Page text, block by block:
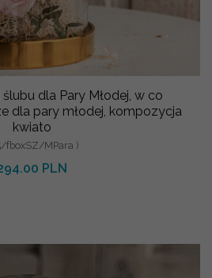
dla Pary Młodej, w co
dla pary młodej, kompozycja
kwiato
fboxSZ/MPara )
PLN